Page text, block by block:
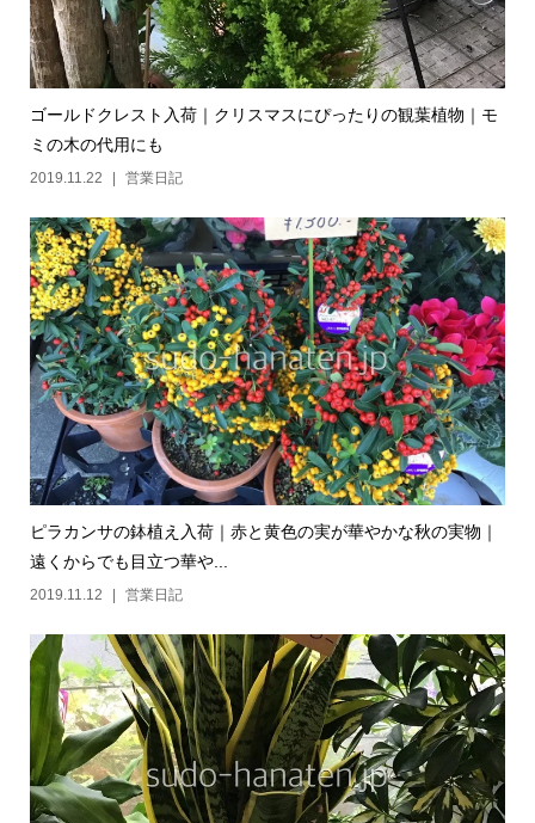
ゴールドクレスト入荷｜クリスマスにぴったりの観葉植物｜モ
ミの木の代用にも
2019.11.22 営業日記
ピラカンサの鉢植え入荷｜赤と黄色の実が華やかな秋の実物｜
遠くからでも目立つ華や...
2019.11.12 営業日記